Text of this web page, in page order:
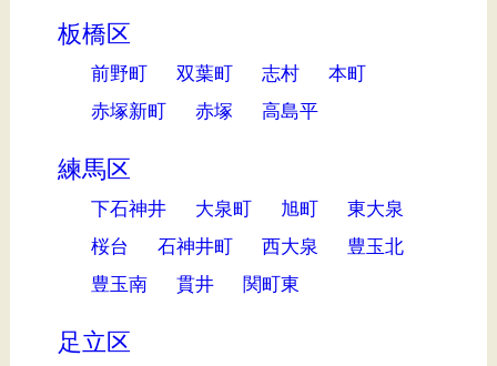
板橋区
前野町 双葉町 志村
本町
赤塚新町
赤塚 高島平
練馬区
下石神井 大泉町 旭町
東大泉
桜台
石神井町 西大泉
豊玉北
豊玉南
貫井 関町東
足立区